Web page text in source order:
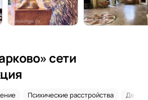
сети
Психические расстройства